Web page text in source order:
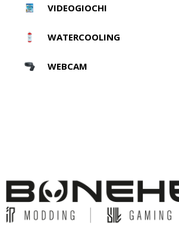
VIDEOGIOCHI
WATERCOOLING
WEBCAM